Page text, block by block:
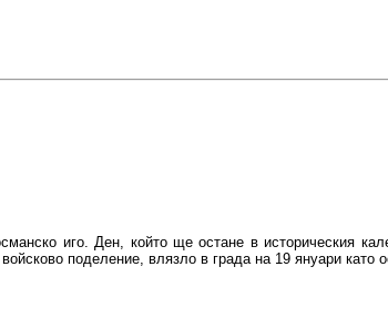
иго. Ден, който ще остане в историческия
поделение, влязло в града на 19 януари